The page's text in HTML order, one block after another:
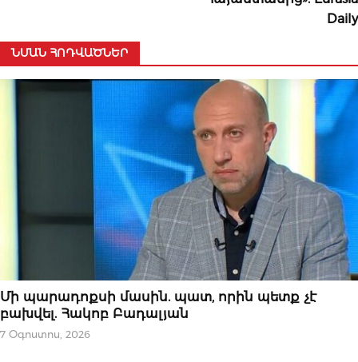
Daily
ՆՄԱՆ ՀՈԴՎԱԾՆԵՐ
ՆՈՐՈՒԹՅՈՒՆՆԵՐ
Մի պարադոքսի մասին. պատ, որին պետք չէ
բախվել. Հակոբ Բադալյան
7 Օգոստոս, 2026